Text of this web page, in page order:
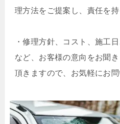
理方法をご提案し、責任を持
・修理方針、コスト、施工
など、お客様の意向をお聞
頂きますので、お気軽にお問